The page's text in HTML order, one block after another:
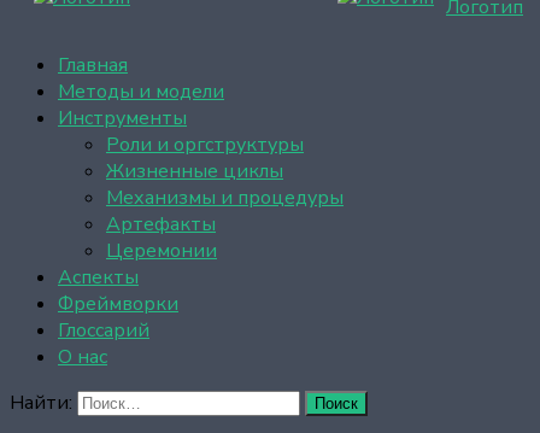
Найти:
Главная
Методы и модели
Инструменты
Роли и оргструктуры
Жизненные циклы
Механизмы и процедуры
Артефакты
Церемонии
Аспекты
Фреймворки
Глоссарий
О нас